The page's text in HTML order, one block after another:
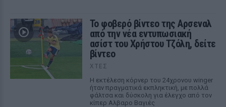
Το φοβερό βίντεο της Αρσεναλ
από την νέα εντυπωσιακή
ασίστ του Χρήστου Τζόλη, δείτε
βίντεο
ΧΤΕΣ
Η εκτέλεση κόρνερ του 24χρονου winger
ήταν πραγματικά εκπληκτική, με πολλά
φάλτσα και δύσκολη για έλεγχο από τον
κίπερ Αλβαρο Βαγιές